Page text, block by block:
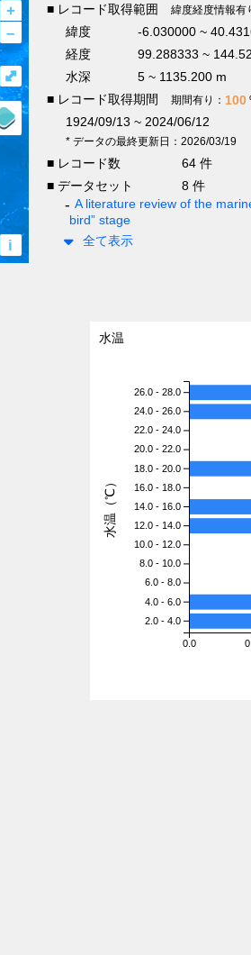
+
–
i
⤢
■ レコード取得範囲 緯度経度情報有
緯度
-6.030000 ~
経度
99.288333 ~
水深
5 ~ 1135.200 m
■ レコード取得期間
期間有り： 100
1924/09/13 ~ 2024/06/12
* データの最終更新日：2026/03/19
■ レコード数
64 件
■ データセット
8 件
A literature review of the
bird” stage
全て表示
水温
0.0
26.0 - 28.0
24.0 - 26.0
22.0 - 24.0
20.0 - 22.0
18.0 - 20.0
16.0 - 18.0
14.0 - 16.0
12.0 - 14.0
10.0 - 12.0
8.0 - 10.0
6.0 - 8.0
4.0 - 6.0
2.0 - 4.0
水温（℃）